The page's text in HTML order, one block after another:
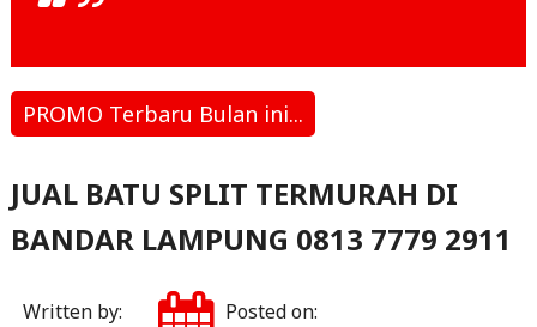
PROMO Terbaru Bulan ini...
JUAL BATU SPLIT TERMURAH DI
BANDAR LAMPUNG 0813 7779 2911
Written by:
Posted on: